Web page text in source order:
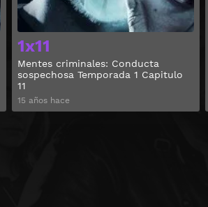
1x11
Mentes criminales: Conducta
sospechosa Temporada 1 Capitulo
11
15 años hace